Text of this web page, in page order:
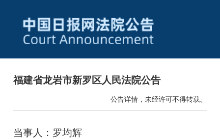
福建省龙岩市新罗区人民法院公告
公告详情，未经许可不得转载。
当事人：罗均辉